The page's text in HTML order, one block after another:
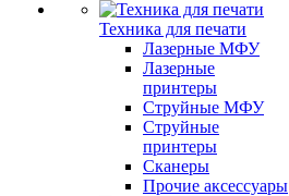
Техника для печати
Лазерные МФУ
Лазерные
принтеры
Струйные МФУ
Струйные
принтеры
Сканеры
Прочие аксессуары